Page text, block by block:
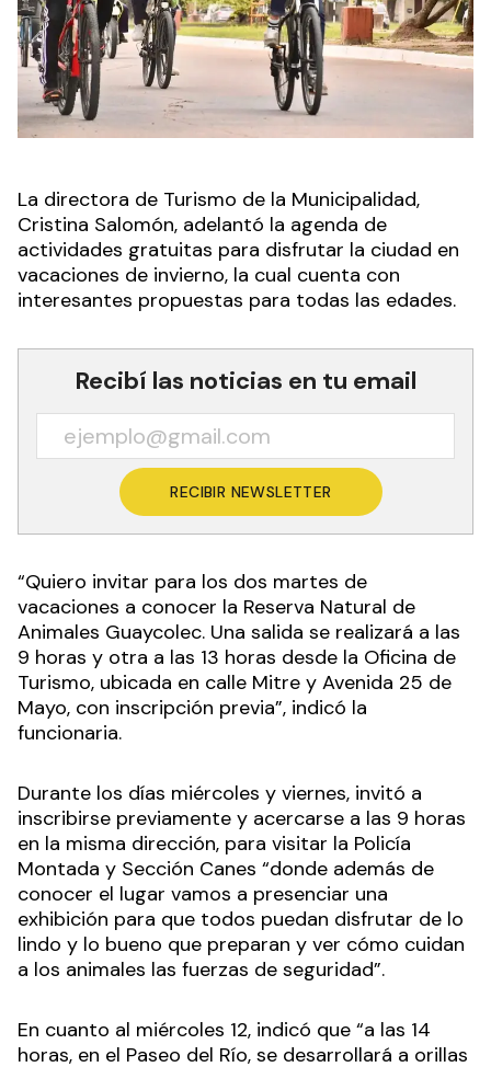
La directora de Turismo de la Municipalidad,
Cristina Salomón, adelantó la agenda de
actividades gratuitas para disfrutar la ciudad en
vacaciones de invierno, la cual cuenta con
interesantes propuestas para todas las edades.
Recibí las noticias en tu email
RECIBIR NEWSLETTER
“Quiero invitar para los dos martes de
vacaciones a conocer la Reserva Natural de
Animales Guaycolec. Una salida se realizará a las
9 horas y otra a las 13 horas desde la Oficina de
Turismo, ubicada en calle Mitre y Avenida 25 de
Mayo, con inscripción previa”, indicó la
funcionaria.
Durante los días miércoles y viernes, invitó a
inscribirse previamente y acercarse a las 9 horas
en la misma dirección, para visitar la Policía
Montada y Sección Canes “donde además de
conocer el lugar vamos a presenciar una
exhibición para que todos puedan disfrutar de lo
lindo y lo bueno que preparan y ver cómo cuidan
a los animales las fuerzas de seguridad”.
En cuanto al miércoles 12, indicó que “a las 14
horas, en el Paseo del Río, se desarrollará a orillas